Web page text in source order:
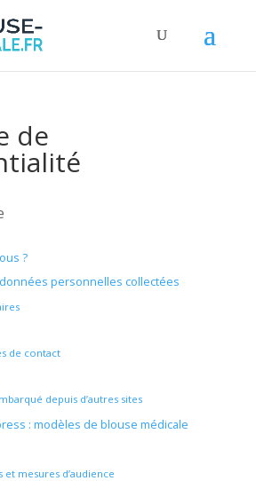
de
?
personnelles collectées
de contact
depuis d’autres sites
: modèles de blouse médicale
et mesures d’audience